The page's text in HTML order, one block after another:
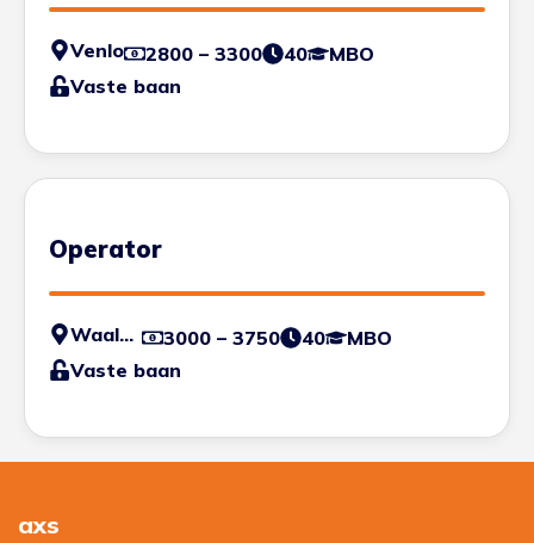
Venlo 2800 – 3300 40
MBO
Vaste baan
Operator
Waalwijk 3000 – 3750 40
MBO
Vaste baan
axs